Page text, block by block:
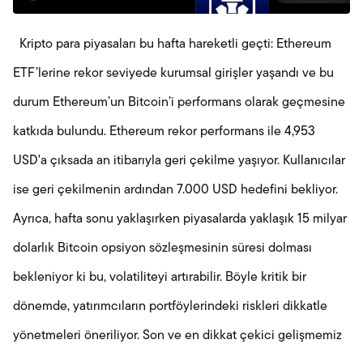
Kripto para piyasaları bu hafta hareketli geçti: Ethereum
ETF’lerine rekor seviyede kurumsal girişler yaşandı ve bu
durum Ethereum’un Bitcoin’i performans olarak geçmesine
katkıda bulundu. Ethereum rekor performans ile 4,953
USD'a çıksada an itibarıyla geri çekilme yaşıyor. Kullanıcılar
ise geri çekilmenin ardından 7.000 USD hedefini bekliyor.
Ayrıca, hafta sonu yaklaşırken piyasalarda yaklaşık 15 milyar
dolarlık Bitcoin opsiyon sözleşmesinin süresi dolması
bekleniyor ki bu, volatiliteyi artırabilir. Böyle kritik bir
dönemde, yatırımcıların portföylerindeki riskleri dikkatle
yönetmeleri öneriliyor. Son ve en dikkat çekici gelişmemiz